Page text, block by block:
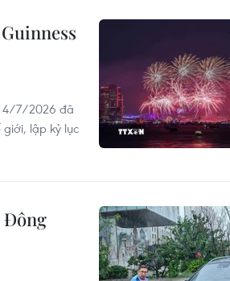
4/7/2026 đã
giới, lập kỷ lục
Đông